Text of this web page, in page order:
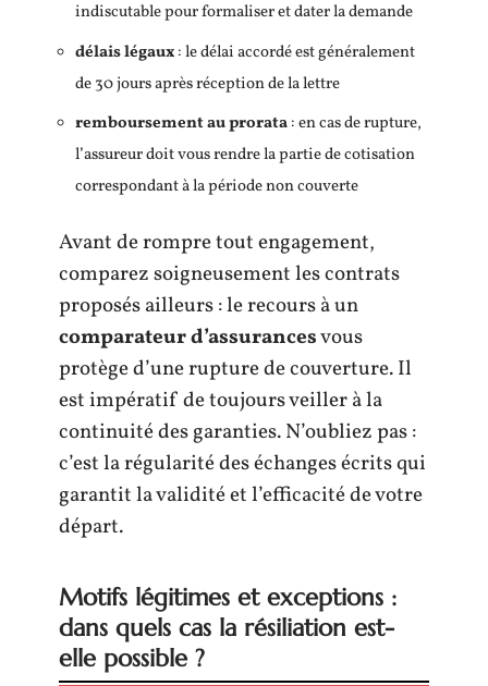
indiscutable pour formaliser et dater la demande
délais légaux: le délai accordé est généralement
de 30 jours après réception de la lettre
remboursement au prorata: en cas de rupture,
l’assureur doit vous rendre la partie de cotisation
correspondant à la période non couverte
Avant de rompre tout engagement,
comparez soigneusement les contrats
proposés ailleurs : le recours à un
comparateur d’assurancesvous
protège d’une rupture de couverture. Il
est impératif de toujours veiller à la
continuité des garanties. N’oubliez pas :
c’est la régularité des échanges écrits qui
garantit la validité et l’efficacité de votre
départ.
Motifs légitimes et exceptions :
dans quels cas la résiliation est-
elle possible ?